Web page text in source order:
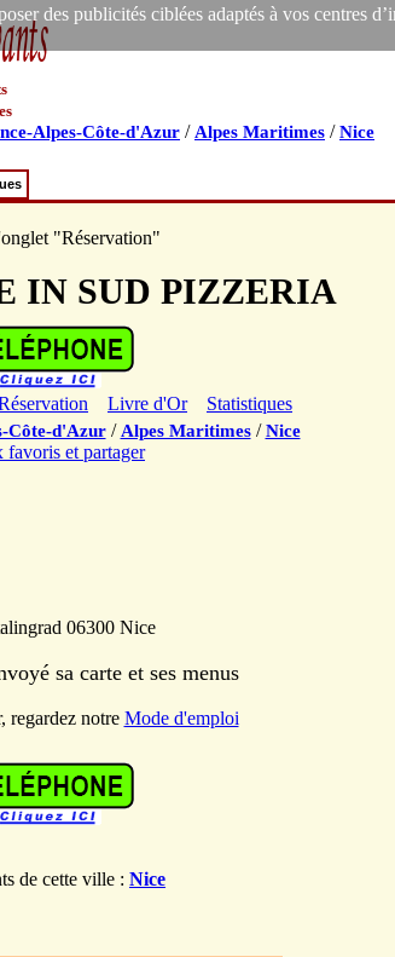
des publicités ciblées adaptés à vos centres
Alpes-Côte-d'Azur / Alpes Maritimes /Nice
"Réservation"
IN SUD PIZZERIA
Livre d'Or
Statistiques
Côte-d'Azur/ Alpes Maritimes/Nice
06300 Nice
sa carte et ses menus
regardez notre Mode d'emploi
de cette ville : Nice